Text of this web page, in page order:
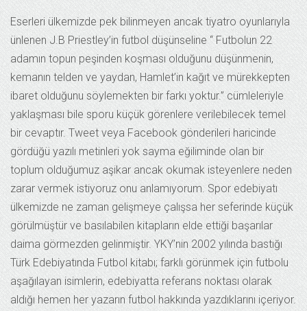
Eserleri ülkemizde pek bilinmeyen ancak tiyatro oyunlarıyla
ünlenen J.B Priestley’in futbol düşünseline “ Futbolun 22
adamın topun peşinden koşması olduğunu düşünmenin,
kemanın telden ve yaydan, Hamlet’in kağıt ve mürekkepten
ibaret olduğunu söylemekten bir farkı yoktur.” cümleleriyle
yaklaşması bile sporu küçük görenlere verilebilecek temel
bir cevaptır. Tweet veya Facebook gönderileri haricinde
gördüğü yazılı metinleri yok sayma eğiliminde olan bir
toplum olduğumuz aşikar ancak okumak isteyenlere neden
zarar vermek istiyoruz onu anlamıyorum. Spor edebiyatı
ülkemizde ne zaman gelişmeye çalışsa her seferinde küçük
görülmüştür ve basılabilen kitapların elde ettiği başarılar
daima görmezden gelinmiştir. YKY’nin 2002 yılında bastığı
Türk Edebiyatında Futbol kitabı; farklı görünmek için futbolu
aşağılayan isimlerin, edebiyatta referans noktası olarak
aldığı hemen her yazarın futbol hakkında yazdıklarını içeriyor.